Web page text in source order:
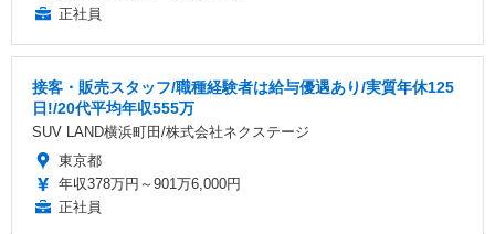
正社員
接客・販売スタッフ/職種経験者は給与優遇あり/実質年休125
日!/20代平均年収555万
SUV LAND横浜町田/株式会社ネクステージ
東京都
年収378万円～901万6,000円
正社員